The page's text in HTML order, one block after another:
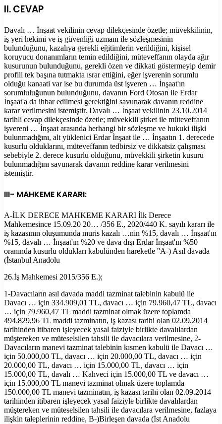
II. CEVAP
Davalı … İnşaat vekilinin cevap dilekçesinde özetle; müvekkilinin,
iş yeri hekimi ve iş güvenliği uzmanı ile sözleşmesinin
bulunduğunu, kazalıya gerekli eğitimlerin verildiğini, kişisel
koruyucu donanımların temin edildiğini, müteveffanın olayda ağır
kusurunun bulunduğunu, gerekli özen ve dikkati göstermeyip demir
profili tek başına tutmakta ısrar ettiğini, eğer işverenin sorumlu
olduğu kanaati var ise bu durumda üst işveren … İnşaat'ın
sorumluluğunun bulunduğunu, davanın Ford Otosan ile Erdar
İnşaat'a da ihbar edilmesi gerektiğini savunarak davanın reddine
karar verilmesini istemiştir. Davalı … İnşaat vekilinin 23.10.2014
tarihli cevap dilekçesinde özetle; müvekkili şirket ile müteveffanın
işvereni … İnşaat arasında herhangi bir sözleşme ve hukuki ilişki
bulunmadığını, alt yüklenici Erdar İnşaat ile … İnşaatın 1. derecede
kusurlu olduklarını, müteveffanın tedbirsiz ve dikkatsiz çalışması
sebebiyle 2. derece kusurlu olduğunu, müvekkili şirketin kusuru
bulunmadığını savunarak davanın reddine karar verilmesini
istemiştir.
III- MAHKEME KARARI:
A-İLK DERECE MAHKEME KARARI İlk Derece
Mahkemesince 15.09.20 20… /356 E., 2020/440 K. sayılı kararı ile
iş kazasının oluşumunda muris kazalı …nin %15, davalı … İnşaat'ın
%15, davalı … İnşaat'ın %20 ve dava dışı Erdar İnşaat'ın %50
oranında kusurlu oldukları kabulünden hareketle ''A-) Asıl davada
(İstanbul Anadolu
26.İş Mahkemesi 2015/356 E.);
1-Davacıların asıl davada maddi tazminat talebinin kabulü ile
Davacı … için 334.909,01 TL, davacı … için 79.960,47 TL, davacı
… için 79.960,47 TL maddi tazminat olmak üzere toplamda
494.829,96 TL maddi tazminatın, iş kazası tarihi olan 02.09.2014
tarihinden itibaren işleyecek yasal faiziyle birlikte davalılardan
müştereken ve müteselsilen tahsili ile davacılara verilmesine, 2-
Davacıların manevi tazminat talebinin kısmen kabulü ile Davacı …
için 50.000,00 TL, davacı … için 20.000,00 TL, davacı … için
20.000,00 TL, davacı … için 15.000,00 TL, davacı … için
15.000,00 TL, davalı … Kahveci için 15.000,00 TL ve davacı …
için 15.000,00 TL manevi tazminat olmak üzere toplamda
150.000,00 TL manevi tazminatın, iş kazası tarihi olan 02.09.2014
tarihinden itibaren işleyecek yasal faiziyle birlikte davalılardan
müştereken ve müteselsilen tahsili ile davacılara verilmesine, fazlaya
ilişkin taleplerinin reddine, B-)Birleşen davada (İst Anadolu